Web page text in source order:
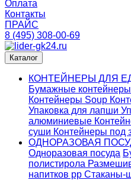
Оплата
Контакты
ПРАЙС
8 (495) 308-00-69
Каталог
КОНТЕЙНЕРЫ ДЛЯ
Бумажные контейнеры
Контейнеры Soup
Упаковка для лапши
алюминиевые
суши Контейнеры под
ОДНОРАЗОВАЯ
Одноразовая посуда
полистирола
напитков pp Стаканы-